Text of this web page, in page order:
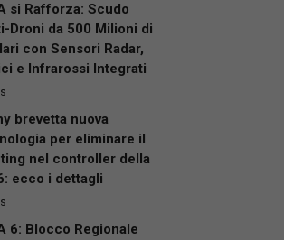
si Rafforza: Scudo
Droni da 500 Milioni di
con Sensori Radar,
e Infrarossi Integrati
brevetta nuova
per eliminare il
nel controller della
ecco i dettagli
6: Blocco Regionale